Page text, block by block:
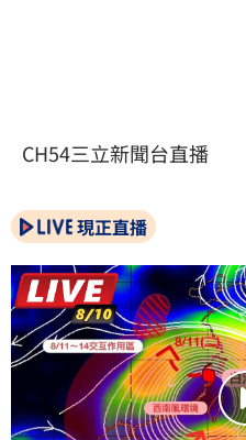
CH54三立新聞台直播
現正直播